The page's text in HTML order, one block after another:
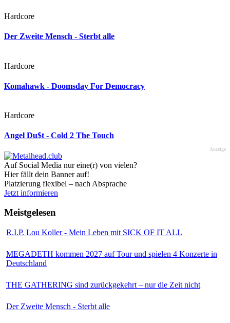
Hardcore
Der Zweite Mensch - Sterbt alle
Hardcore
Komahawk - Doomsday For Democracy
Hardcore
Angel Du$t - Cold 2 The Touch
Anzeige
Auf Social Media nur eine(r) von vielen?
Hier fällt dein Banner auf!
Platzierung flexibel – nach Absprache
Jetzt informieren
Meistgelesen
R.I.P. Lou Koller - Mein Leben mit SICK OF IT ALL
MEGADETH kommen 2027 auf Tour und spielen 4 Konzerte in
Deutschland
THE GATHERING sind zurückgekehrt – nur die Zeit nicht
Der Zweite Mensch - Sterbt alle